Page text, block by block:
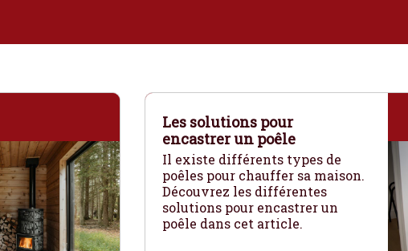
Les solutions pour
encastrer un poêle
Il existe différents types de
poêles pour chauffer sa maison.
Découvrez les différentes
solutions pour encastrer un
poêle dans cet article.